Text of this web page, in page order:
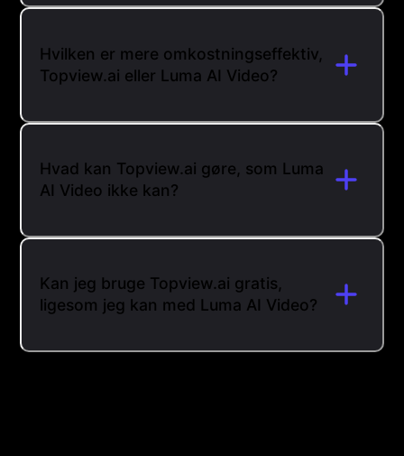
Hvilken er mere omkostningseffektiv,
Topview.ai eller Luma AI Video?
Hvad kan Topview.ai gøre, som Luma
AI Video ikke kan?
Kan jeg bruge Topview.ai gratis,
ligesom jeg kan med Luma AI Video?